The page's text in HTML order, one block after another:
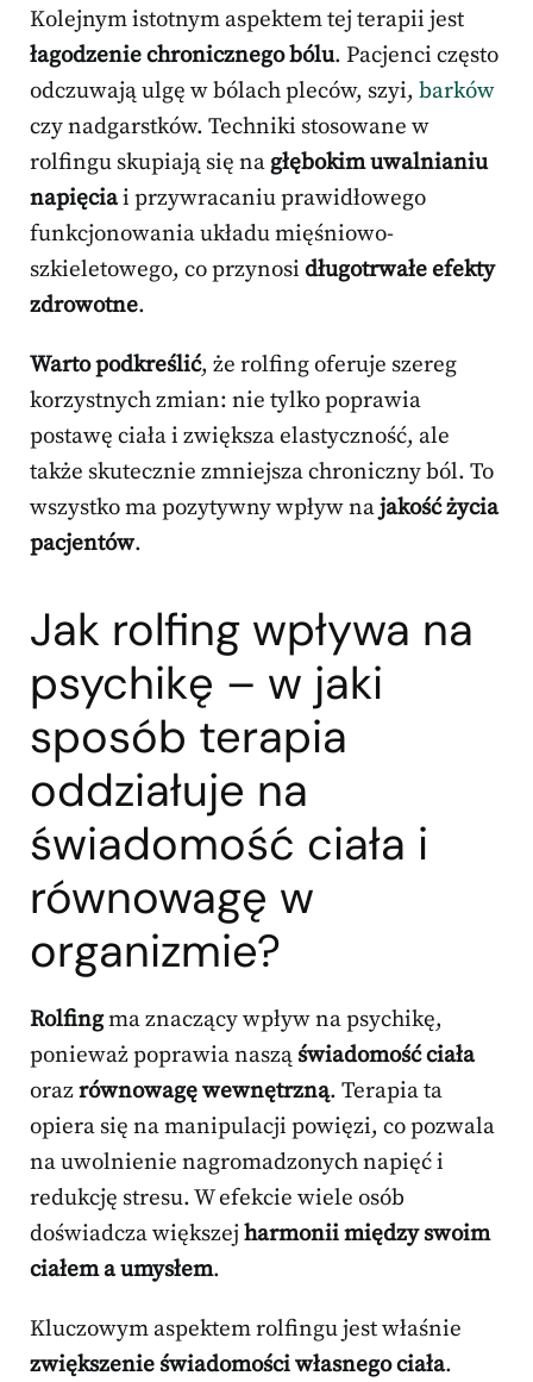
Kolejnym istotnym aspektem tej terapii jest
łagodzenie chronicznego bólu. Pacjenci często
odczuwają ulgę w bólach pleców, szyi, barków
czy nadgarstków. Techniki stosowane w
rolfingu skupiają się na głębokim uwalnianiu
napięciai przywracaniu prawidłowego
funkcjonowania układu mięśniowo-
szkieletowego, co przynosi długotrwałe efekty
zdrowotne.
Warto podkreślić, że rolfing oferuje szereg
korzystnych zmian: nie tylko poprawia
postawę ciała i zwiększa elastyczność, ale
także skutecznie zmniejsza chroniczny ból. To
wszystko ma pozytywny wpływ najakość życia
pacjentów.
Jak rolfing wpływa na
psychikę – w jaki
sposób terapia
oddziałuje na
świadomość ciała i
równowagę w
organizmie?
Rolfingma znaczący wpływ na psychikę,
ponieważ poprawia naszą świadomość ciała
orazrównowagę wewnętrzną. Terapia ta
opiera się na manipulacji powięzi, co pozwala
na uwolnienie nagromadzonych napięć i
redukcję stresu. W efekcie wiele osób
doświadcza większejharmonii między swoim
ciałem a umysłem.
Kluczowym aspektem rolfingu jest właśnie
zwiększenie świadomości własnego ciała.